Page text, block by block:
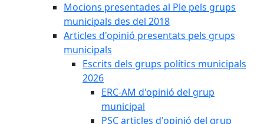
Mocions presentades al Ple pels grups
municipals des del 2018
Articles d'opinió presentats pels grups
municipals
Escrits dels grups polítics municipals
2026
ERC-AM d'opinió del grup
municipal
PSC articles d'opinió del grup